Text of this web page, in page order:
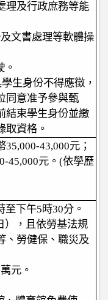
理及行政庶務等能
及文書處理等軟體操
。
生身份不得應徵，
同意准予參與甄
結束學生身份並繳
取資格。
35,000-43,000元；
45,000元。 (依學歷
至下午5時30分。
），且依勞基法規
、勞健保、職災及
萬元。